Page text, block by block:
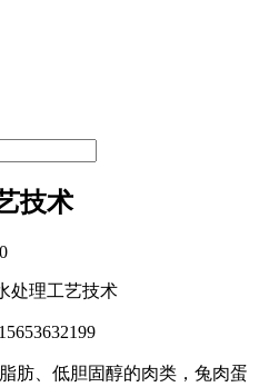
技术
处理工艺技术
肪、低胆固醇的肉类，兔肉蛋